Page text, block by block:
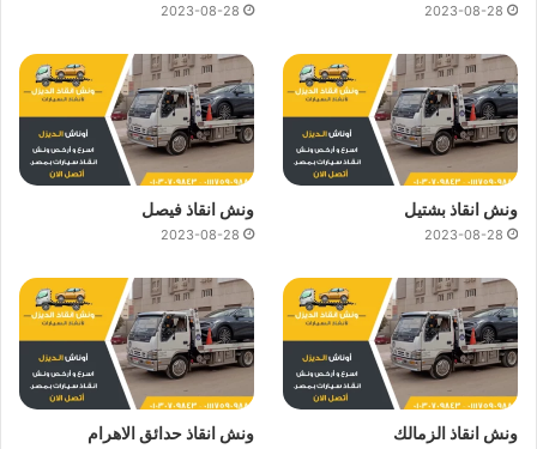
2023-08-28
2023-08-28
ونش انقاذ بشتيل
2023-08-28
ونش انقاذ فيصل
2023-08-28
ونش انقاذ الزمالك ونش انقاذ حدائق الاهرام